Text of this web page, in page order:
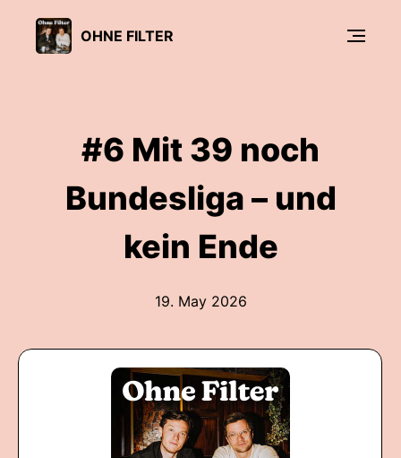
OHNE FILTER
#6 Mit 39 noch
Bundesliga – und
kein Ende
19. May 2026